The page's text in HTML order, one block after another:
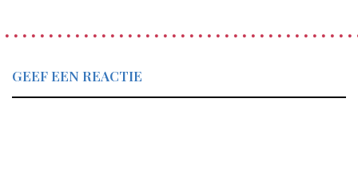
GEEF EEN REACTIE